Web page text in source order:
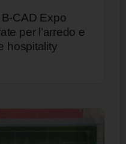
CAD Expo
per l’arredo e
hospitality